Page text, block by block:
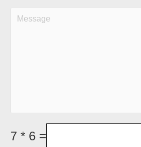
7 * 6 =